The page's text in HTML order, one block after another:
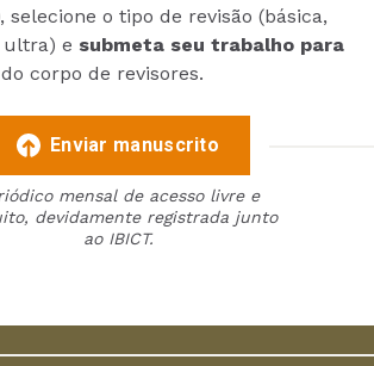
selecione o tipo de revisão (básica,
ultra) e submeta seu trabalho para
do corpo de revisores.
Enviar manuscrito
mensal de acesso livre e
devidamente registrada junto
ao IBICT.